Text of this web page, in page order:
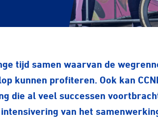
tijd samen waarvan de
kunnen profiteren. Ook kan
die al veel successen
van het